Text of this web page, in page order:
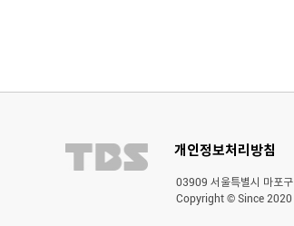
개인정보처리방침
03909 서울특별시 마포
Copyright © Since 2020